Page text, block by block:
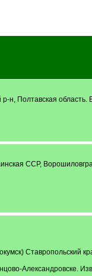
н, Полтавская
ССР,
Ставропольский
Александровске.